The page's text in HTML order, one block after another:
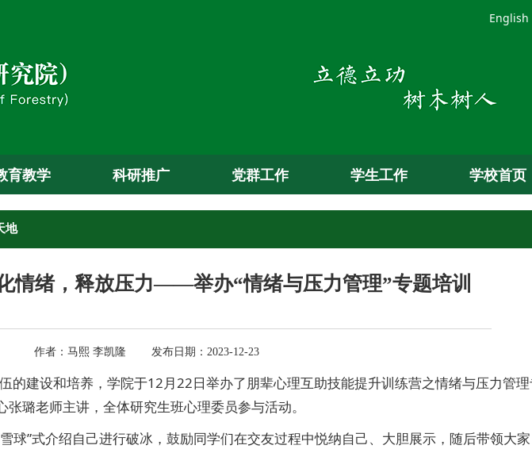
English
育教学 科研推广 党群工作 学生工作 学校首页
地
情绪，释放压力——举办“情绪与压力管理”专题培训
作者：马熙 李凯隆 发布日期：2023-12-23
的建设和培养，学院于12月22日举办了朋辈心理互助技能提升训练营之情绪与压力管
璐老师主讲，全体研究生班心理委员参与活动。
球”式介绍自己进行破冰，鼓励同学们在交友过程中悦纳自己、大胆展示，随后带领大家